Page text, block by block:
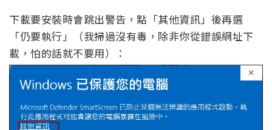
下載要安裝時會跳出警告，點「其他資訊」後再選
「仍要執行」（我掃過沒有毒，除非你從錯誤網址下
載，怕的話就不要用）：